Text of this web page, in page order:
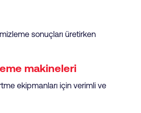
sonuçları üretirken
makineleri
ekipmanları için verimli ve